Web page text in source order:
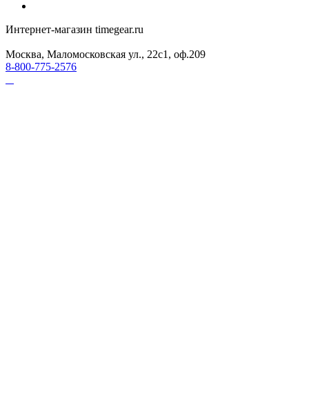
Интернет-магазин timegear.ru
Москва, Маломосковская ул., 22с1, оф.209
8-800-775-2576